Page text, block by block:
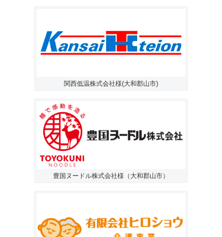
関西低温株式会社様(大和郡山市)
豊国ヌードル株式会社様（大和郡山市）